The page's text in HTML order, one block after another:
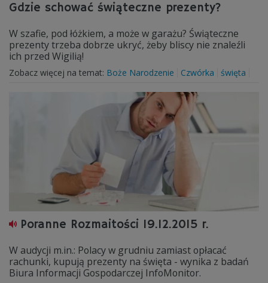
Gdzie schować świąteczne prezenty?
W szafie, pod łóżkiem, a może w garażu? Świąteczne
prezenty trzeba dobrze ukryć, żeby bliscy nie znaleźli
ich przed Wigilią!
Zobacz więcej na temat: Boże Narodzenie Czwórka święta
Poranne Rozmaitości 19.12.2015 r.
W audycji m.in.: Polacy w grudniu zamiast opłacać
rachunki, kupują prezenty na święta - wynika z badań
Biura Informacji Gospodarczej InfoMonitor.